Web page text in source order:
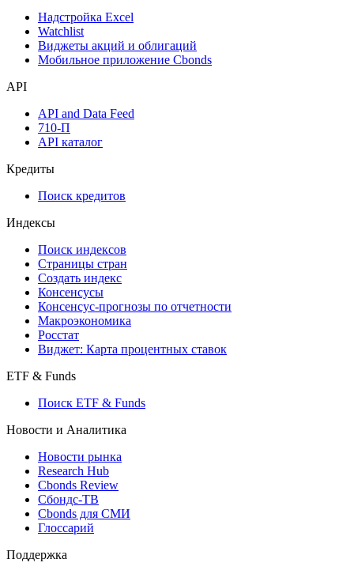
Надстройка Excel
Watchlist
Виджеты акций и облигаций
Мобильное приложение Cbonds
API
API and Data Feed
710-П
API каталог
Кредиты
Поиск кредитов
Индексы
Поиск индексов
Страницы стран
Создать индекс
Консенсусы
Консенсус-прогнозы по отчетности
Макроэкономика
Росстат
Виджет: Карта процентных ставок
ETF & Funds
Поиск ETF & Funds
Новости и Аналитика
Новости рынка
Research Hub
Cbonds Review
Сбондс-ТВ
Cbonds для СМИ
Глоссарий
Поддержка